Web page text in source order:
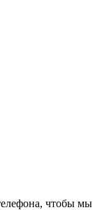
чтобы мы